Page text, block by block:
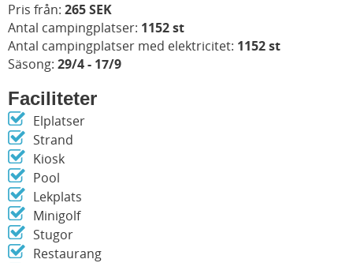
Pris från: 265 SEK
Antal campingplatser: 1152 st
Antal campingplatser med elektricitet: 1152 st
Säsong: 29/4 - 17/9
Faciliteter
Elplatser
Strand
Kiosk
Pool
Lekplats
Minigolf
Stugor
Restaurang